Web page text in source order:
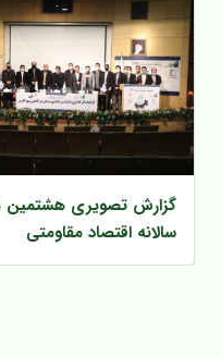
گزارش تصویری
سالانه اقتصاد مقاومتی